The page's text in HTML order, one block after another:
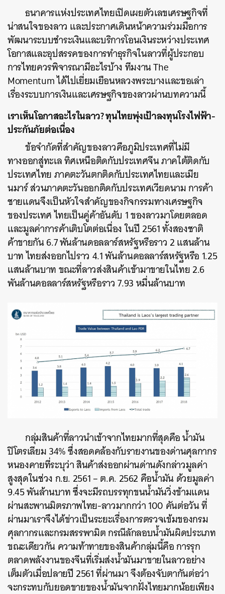
ธนาคารแห่งประเทศไทยเปิดเผยตัวเลขเศรษฐกิจที่
น่าสนใจของลาว และประกาศเดินหน้าความร่วมมือการ
พัฒนาระบบชำระเงินและบริการโอนเงินระหว่างประเทศ
โอกาสและอุปสรรคของการทำธุรกิจในลาวที่ผู้ประกอบ
การไทยควรพิจารณามีอะไรบ้าง ทีมงาน The
Momentum ได้ไปเยี่ยมเยือนหลวงพระบางและขอเล่า
เรื่องระบบการเงินและเศรษฐกิจของลาวผ่านบทความนี้
เราเห็นโอกาสอะไรในลาว? ทุนไทยพุ่งเป้าลงทุนโรงไฟฟ้า-
ประกันภัยต่อเนื่อง
ข้อจำกัดที่สำคัญของลาวคือภูมิประเทศที่ไม่มี
ทางออกสู่ทะเล ทิศเหนือติดกับประเทศจีน ภาคใต้ติดกับ
ประเทศไทย ภาคตะวันตกติดกับประเทศไทยและเมีย
นมาร์ ส่วนภาคตะวันออกติดกับประเทศเวียดนาม การค้า
ชายแดนจึงเป็นหัวใจสำคัญของกิจกรรมทางเศรษฐกิจ
ของประเทศ ไทยเป็นคู่ค้าอันดับ 1 ของลาวมาโดยตลอด
และมูลค่าการค้าเติบโตต่อเนื่อง ในปี 2561 ทั้งสองชาติ
ค้าขายกัน 6.7 พันล้านดอลลาร์สหรัฐหรือราว 2 แสนล้าน
บาท ไทยส่งออกไปราว 4.1 พันล้านดอลลาร์สหรัฐหรือ 1.25
แสนล้านบาท ขณะที่ลาวส่งสินค้าเข้ามาขายในไทย 2.6
พันล้านดอลลาร์สหรัฐหรือราว 7.93 หมื่นล้านบาท
กลุ่มสินค้าที่ลาวนำเข้าจากไทยมากที่สุดคือ น้ำมัน
ปิโตรเลียม 34% ซึ่งสอดคล้องกับรายงานของด่านศุลกากร
หนองคายที่ระบุว่า สินค้าส่งออกผ่านด่านดังกล่าวมูลค่า
สูงสุดในช่วง ก.ย. 2561 – ต.ค. 2562 คือน้ำมัน ด้วยมูลค่า
9.45 พันล้านบาท ซึ่งจะมีรถบรรทุกขนน้ำมันวิ่งข้ามแดน
ผ่านสะพานมิตรภาพไทย-ลาวมากกว่า 100 คันต่อวัน ที่
ผ่านมาเราจึงได้ข่าวเป็นระยะเรื่องการตรวจเข้มของกรม
ศุลกากรและกรมสรรพามิต กรณีลักลอบน้ำมันผิดประเภท
ขณะเดียวกัน ความท้าทายของสินค้ากลุ่มนี้คือ การรุก
ตลาดพลังงานของจีนที่เริ่มส่งน้ำมันมาขายในลาวอย่าง
เต็มตัวเมื่อปลายปี 2561 ที่ผ่านมา จึงต้องจับตากันต่อว่า
จะกระทบกับยอดขายของน้ำมันจากฝั่งไทยมากน้อยเพียง